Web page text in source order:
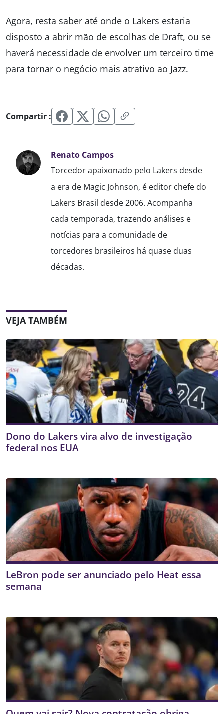
Agora, resta saber até onde o Lakers estaria
disposto a abrir mão de escolhas de Draft, ou se
haverá necessidade de envolver um terceiro time
para tornar o negócio mais atrativo ao Jazz.
Compartir :
Renato Campos
Torcedor apaixonado pelo Lakers desde
a era de Magic Johnson, é editor chefe do
Lakers Brasil desde 2006. Acompanha
cada temporada, trazendo análises e
notícias para a comunidade de
torcedores brasileiros há quase duas
décadas.
VEJA TAMBÉM
Dono do Lakers vira alvo de investigação
federal nos EUA
LeBron pode ser anunciado pelo Heat essa
semana